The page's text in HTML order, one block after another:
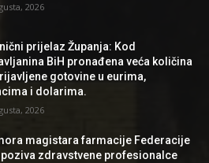
2026
prijelaz Županja: Kod
BiH pronađena veća količina
gotovine u eurima,
i dolarima.
2026
magistara farmacije Federacije
poziva zdravstvene profesionalce